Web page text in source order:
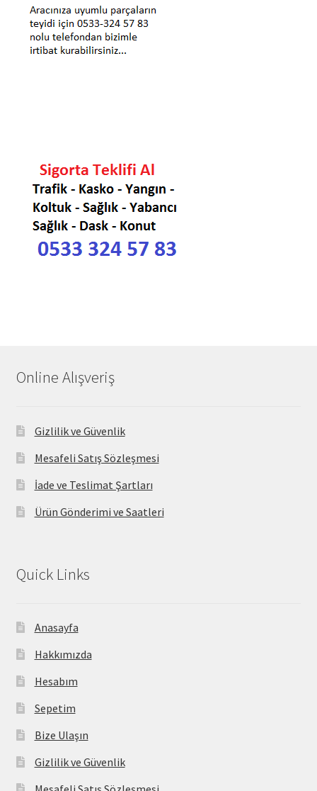
Online Alışveriş
Gizlilik ve Güvenlik
Mesafeli Satış Sözleşmesi
İade ve Teslimat Şartları
Ürün Gönderimi ve Saatleri
Quick Links
Anasayfa
Hakkımızda
Hesabım
Sepetim
Bize Ulaşın
Gizlilik ve Güvenlik